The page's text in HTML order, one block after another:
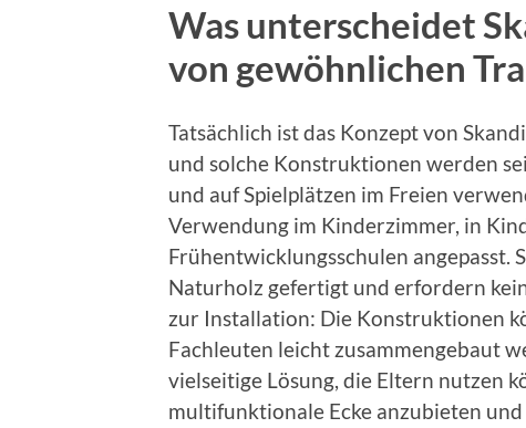
Was unterscheidet
von gewöhnlichen
Tatsächlich ist das Konzept von
und solche Konstruktionen werden
und auf Spielplätzen im Freien
Verwendung im Kinderzimmer, in
Frühentwicklungsschulen angepasst.
Naturholz gefertigt und erfordern
zur Installation: Die Konstruktionen
Fachleuten leicht zusammengebaut
vielseitige Lösung, die Eltern nutzen
multifunktionale Ecke anzubieten und